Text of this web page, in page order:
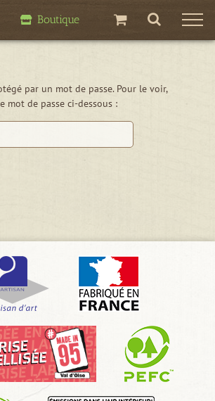
Boutique
par un mot de passe. Pour le voir,
mot de passe ci-dessous :